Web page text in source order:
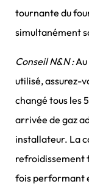
tournante du
simultanément
Conseil N&N :Au
utilisé, assurez-
changé tous les
arrivée de gaz
installateur. La
refroidissement
fois performant